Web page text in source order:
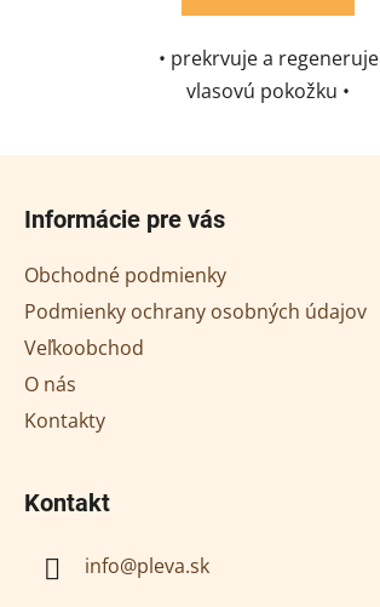
• prekrvuje a regeneruje
vlasovú pokožku •
dodáva vlasom lesk a
Informácie pre vás
Obchodné podmienky
Podmienky ochrany osobných údajov
Veľkoobchod
O nás
Kontakty
Kontakt
info@pleva.sk